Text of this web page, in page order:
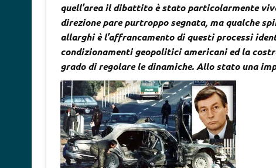
quell’area il dibattito è stato particolarmente
direzione pare purtroppo segnata, ma qualche
allarghi è l’affrancamento di questi processi
condizionamenti geopolitici americani ed la
grado di regolare le dinamiche. Allo stato una